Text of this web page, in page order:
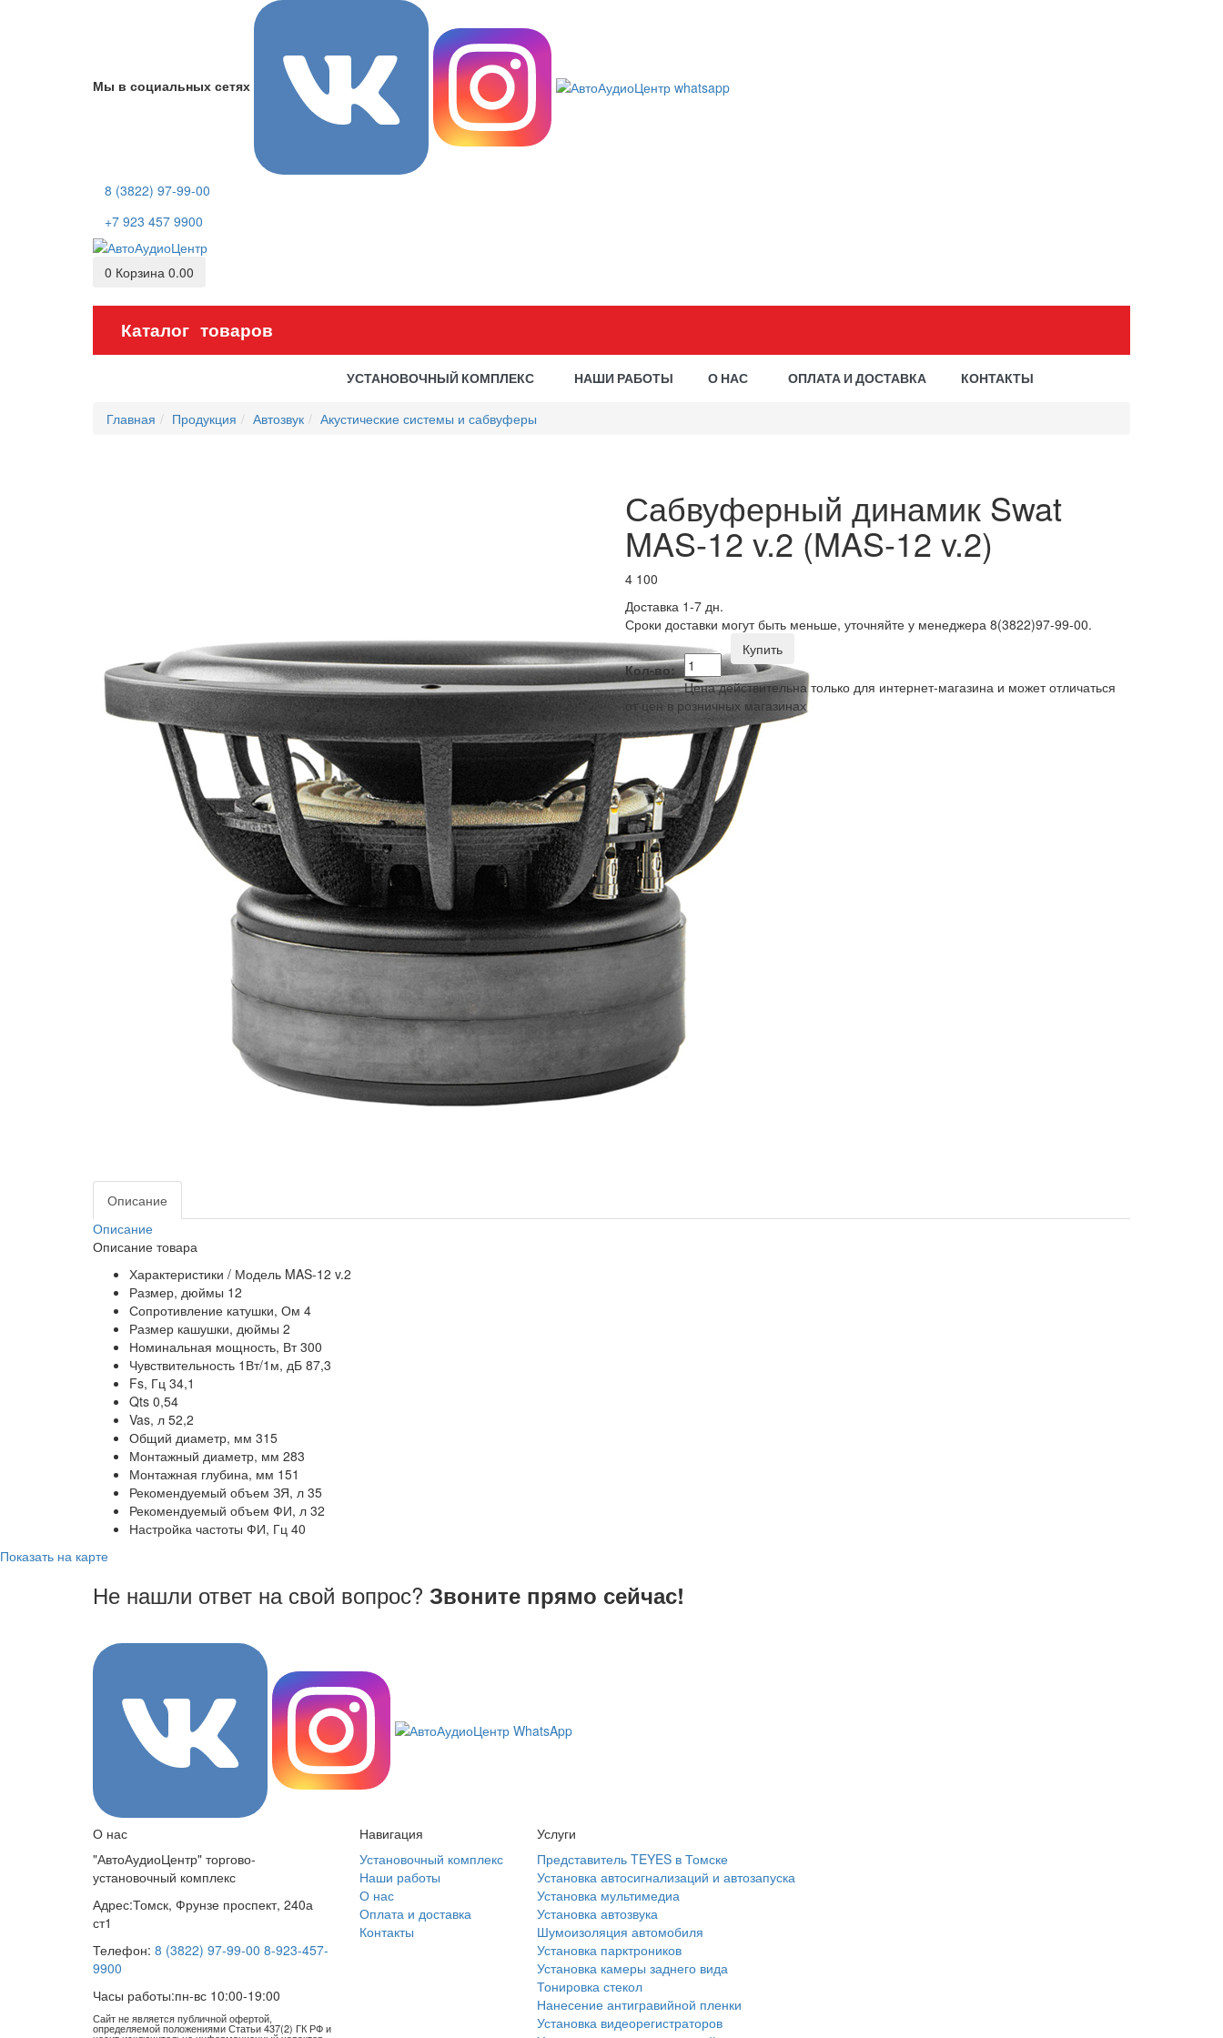
Мы в социальных сетях
8 (3822) 97-99-00
+7 923 457 9900
0 Корзина 0.00
Каталог товаров
УСТАНОВОЧНЫЙ КОМПЛЕКС НАШИ РАБОТЫ О НАС ОПЛАТА И ДОСТАВКА КОНТАКТЫ
Главная Продукция Автозвук Акустические системы и сабвуферы
Сабвуферный динамик Swat
MAS-12 v.2 (MAS-12 v.2)
4 100
Доставка 1-7 дн.
Сроки доставки могут быть меньше, уточняйте у менеджера 8(3822)97-99-00.
Кол-во:
Купить
Цена действительна только для интернет-магазина и может отличаться
от цен в розничных магазинах
Описание
Описание
Описание товара
Характеристики / Модель MAS-12 v.2
Размер, дюймы 12
Сопротивление катушки, Ом 4
Размер кашушки, дюймы 2
Номинальная мощность, Вт 300
Чувствительность 1Вт/1м, дБ 87,3
Fs, Гц 34,1
Qts 0,54
Vas, л 52,2
Общий диаметр, мм 315
Монтажный диаметр, мм 283
Монтажная глубина, мм 151
Рекомендуемый объем ЗЯ, л 35
Рекомендуемый объем ФИ, л 32
Настройка частоты ФИ, Гц 40
Показать на карте
Не нашли ответ на свой вопрос? Звоните прямо сейчас!
О нас
"АвтоАудиоЦентр" торгово-
установочный комплекс
Адрес:Томск, Фрунзе проспект, 240а
ст1
Телефон: 8 (3822) 97-99-00 8-923-457-
9900
Часы работы:пн-вс 10:00-19:00
Сайт не является публичной офертой,
определяемой положениями Статьи 437(2) ГК РФ и
Навигация
Установочный комплекс
Наши работы
О нас
Оплата и доставка
Контакты
Услуги
Представитель TEYES в Томске
Установка автосигнализаций и автозапуска
Установка мультимедиа
Установка автозвука
Шумоизоляция автомобиля
Установка парктроников
Установка камеры заднего вида
Тонировка стекол
Нанесение антигравийной пленки
Установка видеорегистраторов